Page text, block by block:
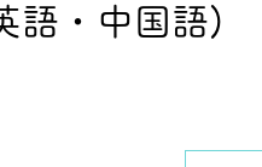
語・中国語)